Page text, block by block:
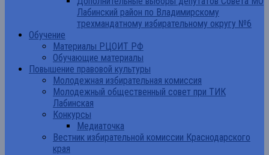
Лабинский район по Владимирскому
трехмандатному избирательному округу №6
Обучение
Материалы РЦОИТ РФ
Обучающие материалы
Повышение правовой культуры
Молодежная избирательная комиссия
Молодежный общественный совет при ТИК
Лабинская
Конкурсы
Медиаточка
Вестник избирательной комиссии Краснодарского
края